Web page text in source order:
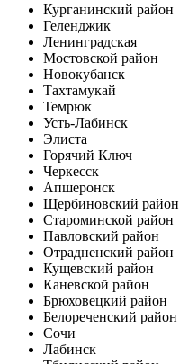
Курганинский район
Геленджик
Ленинградская
Мостовской район
Новокубанск
Тахтамукай
Темрюк
Усть-Лабинск
Элиста
Горячий Ключ
Черкесск
Апшеронск
Щербиновский район
Староминской район
Павловский район
Отрадненский район
Кущевский район
Каневской район
Брюховецкий район
Белореченский район
Сочи
Лабинск